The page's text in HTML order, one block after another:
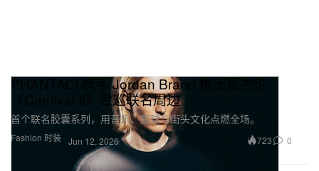
Fashion 时装
PHANTACI 携手 Jordan Brand 推出周杰伦
《Carnival II》世巡联名周边
首个联名胶囊系列，用音乐、篮球与街头文化点燃全场。
Jun 12, 2026 723 0